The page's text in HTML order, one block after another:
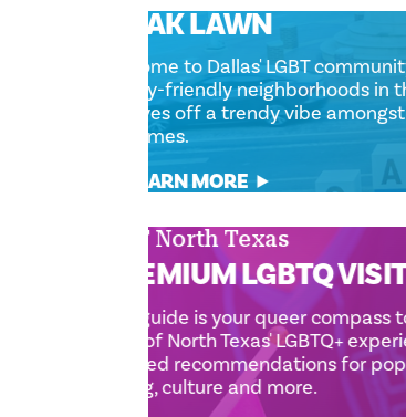
OAK LAWN
Home to Dallas' LGBT
gay-friendly neighborhoods
gives off a trendy vibe
homes.
LEARN MORE
OUT North Texas
PREMIUM LGBTQ
This guide is your queer
best of North Texas' LGBTQ+
curated recommendations
dining, culture and more.